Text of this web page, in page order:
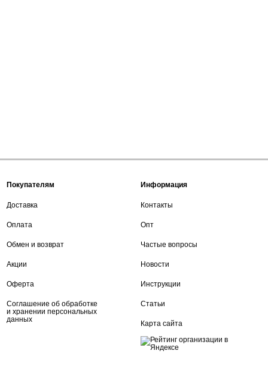
Покупателям
Доставка
Оплата
Обмен и возврат
Акции
Оферта
Соглашение об обработке
и хранении персональных
данных
Информация
Контакты
Опт
Частые вопросы
Новости
Инструкции
Статьи
Карта сайта